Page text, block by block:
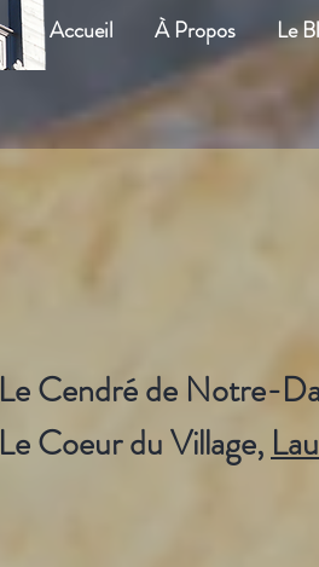
Accueil À Propos Le
Le Cendré de Notre-
Le Coeur du Village,